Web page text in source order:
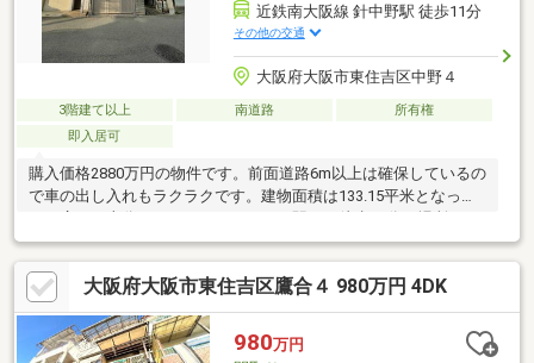
近鉄南大阪線 針中野駅 徒歩11分
その他の交通
大阪府大阪市東住吉区中野４
3階建て以上 南道路
所有権
即入居可
購入価格2880万円の物件です。前面道路6m以上は確保しているの
で車の出し入れもラクラクです。建物面積は133.15平米となって
る物件です。2駅利用できる場所にあるので利便性が高いです。快
適な住環境が魅力的な中古の戸建て物件で充実した日々を過ごし
ませんか。気になる素敵な6DKの物件となっており、内覧も大歓
迎です。
大阪府大阪市東住吉区鷹合４ 980万円 4DK
980万円